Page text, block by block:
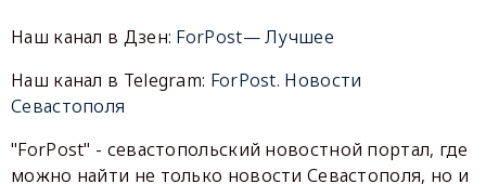
Наш канал в Дзен: ForPost— Лучшее
Наш канал в Telegram: ForPost. Новости
Севастополя
"ForPost" - севастопольский новостной портал, где
можно найти не только новости Севастополя, но и